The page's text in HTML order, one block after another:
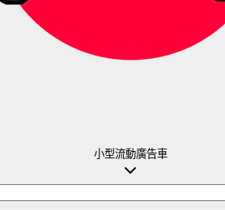
小型流動廣告車